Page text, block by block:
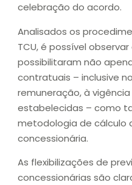
celebração do acordo.
Analisados os
TCU, é possível
possibilitaram não
contratuais – inclusive
remuneração, à
estabelecidas – como
metodologia de cálculo
concessionária.
As flexibilizações de
concessionárias são